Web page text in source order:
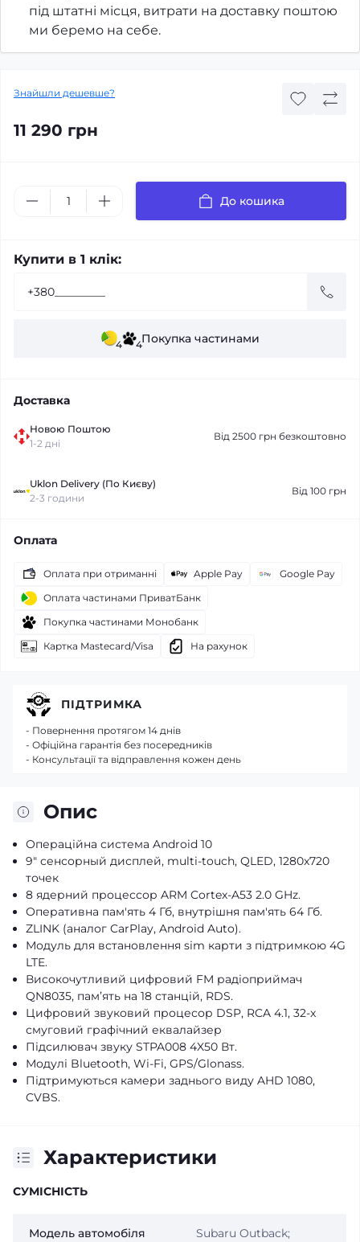
під штатні місця, витрати на доставку поштою
ми беремо на себе.
Знайшли дешевше?
11 290 грн
До кошика
Купити в 1 клік:
4 4Покупка частинами
Доставка
Новою Поштою
1-2 дні
Від 2500 грн безкоштовно
Uklon Delivery (По Києву)
2-3 години
Від 100 грн
Оплата
Оплата при отриманні Apple Pay
Google Pay
Оплата частинами ПриватБанк
Покупка частинами Монобанк
Картка Mastecard/Visa
На рахунок
Опис
Операційна система Android 10
9" сенсорный дисплей, multi-touch, QLED, 1280x720
точек
8 ядерний процессор ARM Cortex-A53 2.0 GHz.
Оперативна пам'ять 4 Гб, внутрішня пам'ять 64 Гб.
ZLINK (аналог CarPlay, Android Auto).
Модуль для встановлення sim карти з підтримкою 4G
LTE.
Високочутливий цифровий FM радіоприймач
QN8035, пам’ять на 18 станцій, RDS.
Цифровий звуковий процесор DSP, RCA 4.1, 32-x
смуговий графічний еквалайзер
Підсилювач звуку STPA008 4X50 Вт.
Модулі Bluetooth, Wi-Fi, GPS/Glonass.
Підтримуються камери заднього виду AHD 1080,
CVBS.
Характеристики
СУМІСНІСТЬ
Модель автомобіля
Subaru Outback;
ПІДТРИМКА
- Повернення протягом 14 днів
- Офіційна гарантія без посередників
- Консультації та відправлення кожен день